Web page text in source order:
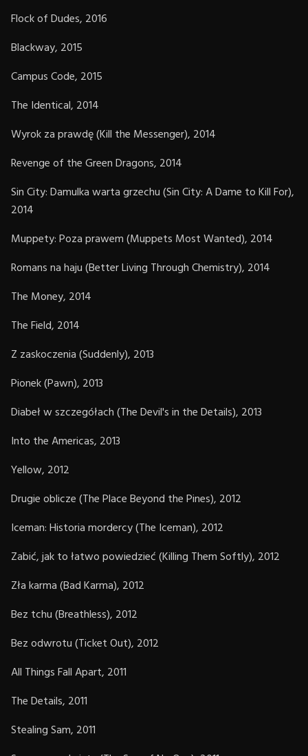
Flock of Dudes, 2016
Blackway, 2015
Campus Code, 2015
The Identical, 2014
Wyrok za prawdę (Kill the Messenger), 2014
Revenge of the Green Dragons, 2014
Sin City: Damulka warta grzechu (Sin City: A Dame to Kill For),
2014
Muppety: Poza prawem (Muppets Most Wanted), 2014
Romans na haju (Better Living Through Chemistry), 2014
The Money, 2014
The Field, 2014
Z zaskoczenia (Suddenly), 2013
Pionek (Pawn), 2013
Diabeł w szczegółach (The Devil's in the Details), 2013
Into the Americas, 2013
Yellow, 2012
Drugie oblicze (The Place Beyond the Pines), 2012
Iceman: Historia mordercy (The Iceman), 2012
Zabić, jak to łatwo powiedzieć (Killing Them Softly), 2012
Zła karma (Bad Karma), 2012
Bez tchu (Breathless), 2012
Bez odwrotu (Ticket Out), 2012
All Things Fall Apart, 2011
The Details, 2011
Stealing Sam, 2011